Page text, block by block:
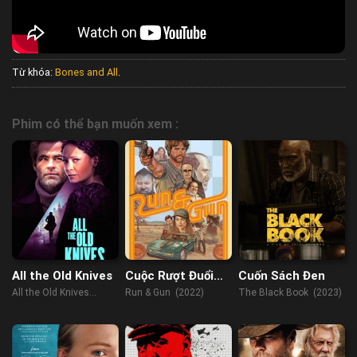
Từ khóa: Bones and All .
Phim có thể bạn muốn xem :
All the Old Knives
All the Old Knives
Cuộc Rượt Đuổi
Sinh Tử
Run & Gun (2022)
Cuốn Sách Đen
The Black Book (2023)